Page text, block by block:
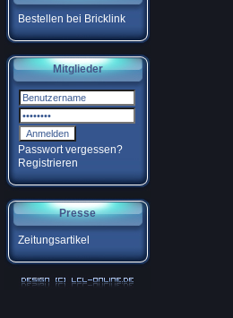
Bestellen bei Bricklink
Mitglieder
Passwort vergessen?
Registrieren
Presse
Zeitungsartikel